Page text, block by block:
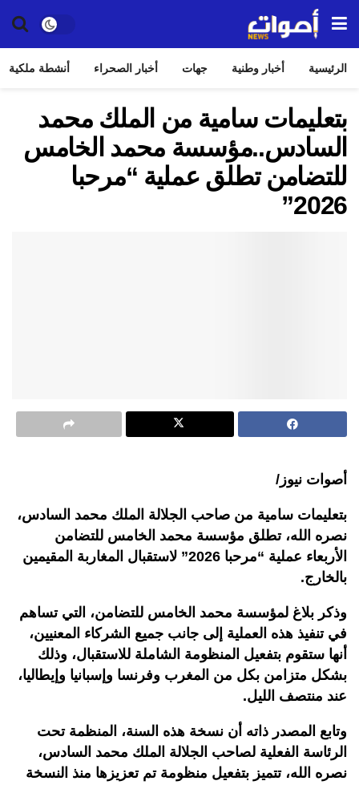
الرئيسية أخبار وطنية جهات أخبار الصحراء أنشطة ملكية
بتعليمات سامية من الملك محمد
السادس..مؤسسة محمد الخامس
للتضامن تطلق عملية “مرحبا
2026”
أصوات نيوز/
بتعليمات سامية من صاحب الجلالة الملك محمد السادس،
نصره الله، تطلق مؤسسة محمد الخامس للتضامن
الأربعاء عملية “مرحبا 2026” لاستقبال المغاربة المقيمين
بالخارج.
وذكر بلاغ لمؤسسة محمد الخامس للتضامن، التي تساهم
في تنفيذ هذه العملية إلى جانب جميع الشركاء المعنيين،
أنها ستقوم بتفعيل المنظومة الشاملة للاستقبال، وذلك
بشكل متزامن بكل من المغرب وفرنسا وإسبانيا وإيطاليا،
عند منتصف الليل.
وتابع المصدر ذاته أن نسخة هذه السنة، المنظمة تحت
الرئاسة الفعلية لصاحب الجلالة الملك محمد السادس،
نصره الله، تتميز بتفعيل منظومة تم تعزيزها منذ النسخة